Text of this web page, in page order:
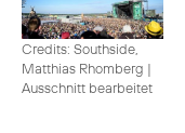
Credits: Southside,
Matthias Rhomberg |
Ausschnitt bearbeitet